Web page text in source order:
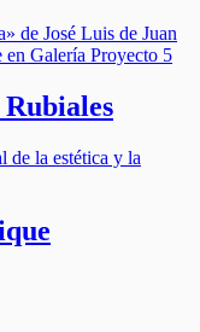
de José Luis de Juan
Galería Proyecto 5
de la estética y la